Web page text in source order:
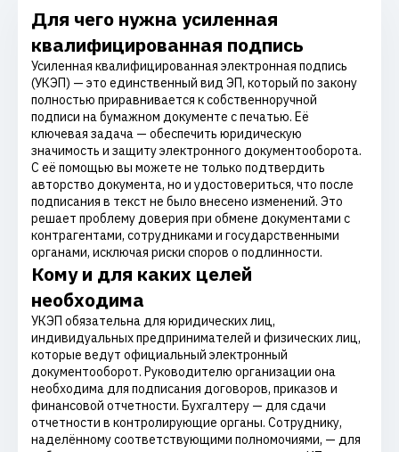
Для чего нужна усиленная
квалифицированная подпись
Усиленная квалифицированная электронная подпись
(УКЭП) — это единственный вид ЭП, который по закону
полностью приравнивается к собственноручной
подписи на бумажном документе с печатью. Её
ключевая задача — обеспечить юридическую
значимость и защиту электронного документооборота.
С её помощью вы можете не только подтвердить
авторство документа, но и удостовериться, что после
подписания в текст не было внесено изменений. Это
решает проблему доверия при обмене документами с
контрагентами, сотрудниками и государственными
органами, исключая риски споров о подлинности.
Кому и для каких целей
необходима
УКЭП обязательна для юридических лиц,
индивидуальных предпринимателей и физических лиц,
которые ведут официальный электронный
документооборот. Руководителю организации она
необходима для подписания договоров, приказов и
финансовой отчетности. Бухгалтеру — для сдачи
отчетности в контролирующие органы. Сотруднику,
наделённому соответствующими полномочиями, — для